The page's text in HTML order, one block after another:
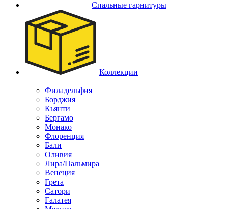
Спальные гарнитуры
Коллекции
Филадельфия
Борджия
Кьянти
Бергамо
Монако
Флоренция
Бали
Оливия
Лира/Пальмира
Венеция
Грета
Сатори
Галатея